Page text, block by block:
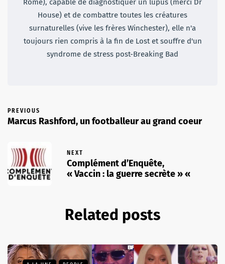
House) et de combattre toutes les créatures
surnaturelles (vive les frères Winchester), elle n'a
toujours rien compris à la fin de Lost et souffre d'un
syndrome de stress post-Breaking Bad
PREVIOUS
Marcus Rashford, un footballeur au grand coeur
NEXT
Complément d’Enquête,
« Vaccin : la guerre secrète » «
Related posts